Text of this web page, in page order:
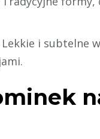
Lekkie i subtelne